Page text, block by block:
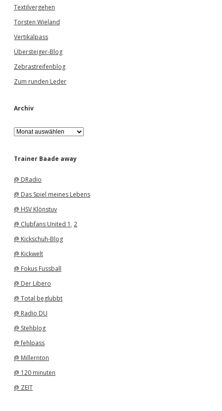
Textilvergehen
Torsten Wieland
Vertikalpass
Übersteiger-Blog
Zebrastreifenblog
Zum runden Leder
Archiv
A
r
h
Trainer Baade away
@ DRadio
@ Das Spiel meines Lebens
@ HSV Klönstuv
@ Clubfans United 1 , 2
@ Kickschuh-Blog
@ Kickwelt
@ Fokus Fussball
@ Der Libero
@ Total beglubbt
@ Radio DU
@ Stehblog
@ fehlpass
@ Millernton
@ 120 minuten
@ ZEIT